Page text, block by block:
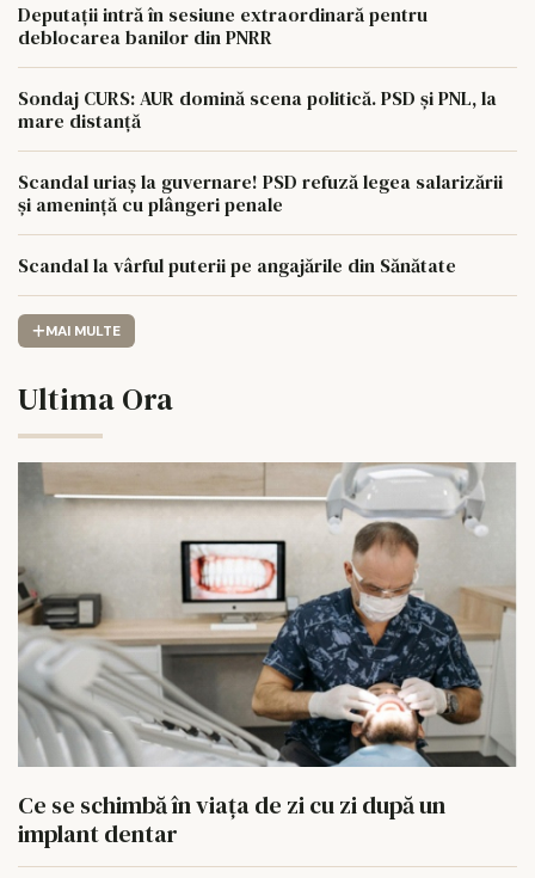
Deputații intră în sesiune extraordinară pentru
deblocarea banilor din PNRR
Sondaj CURS: AUR domină scena politică. PSD și PNL, la
mare distanță
Scandal uriaș la guvernare! PSD refuză legea salarizării
și amenință cu plângeri penale
Scandal la vârful puterii pe angajările din Sănătate
MAI MULTE
Ultima Ora
Ce se schimbă în viața de zi cu zi după un
implant dentar